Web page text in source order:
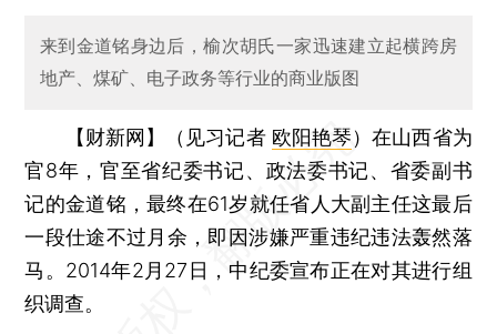
来到金道铭身边后，榆次胡氏一家迅速建立起横跨房
地产、煤矿、电子政务等行业的商业版图
【财新网】（见习记者 欧阳艳琴）在山西省为
官8年，官至省纪委书记、政法委书记、省委副书
记的金道铭，最终在61岁就任省人大副主任这最后
一段仕途不过月余，即因涉嫌严重违纪违法轰然落
马。2014年2月27日，中纪委宣布正在对其进行组
织调查。